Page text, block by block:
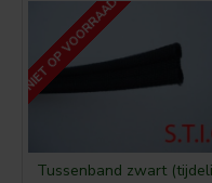
NIET OP VOORRAAD